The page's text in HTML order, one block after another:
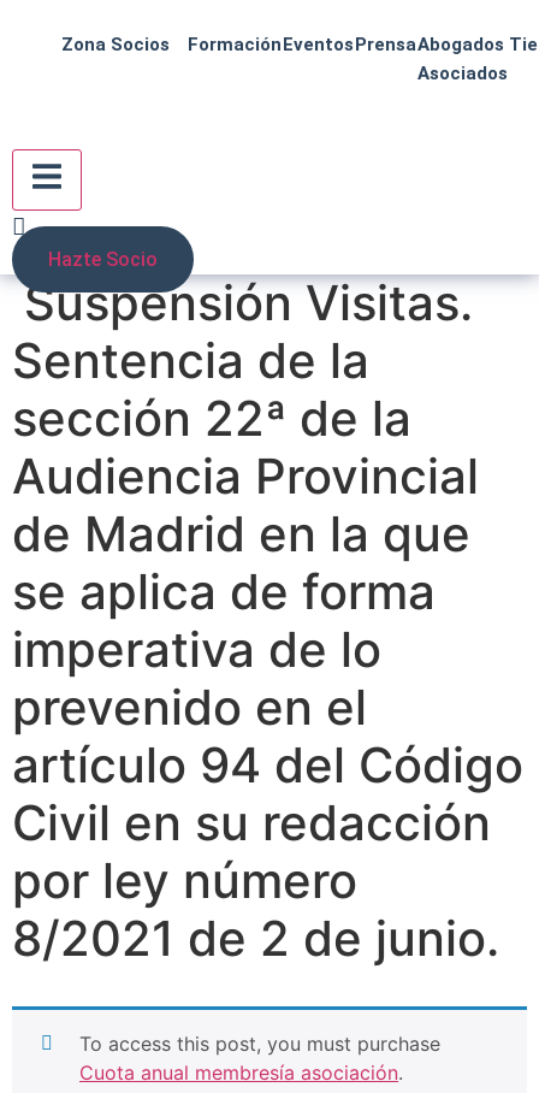
Zona Socios FormaciónEventosPrensaAbogados
Asociados
Menú conmutador hamburguesa
Hazte Socio
Suspensión Visitas.
Sentencia de la
sección 22ª de la
Audiencia Provincial
de Madrid en la que
se aplica de forma
imperativa de lo
prevenido en el
artículo 94 del Código
Civil en su redacción
por ley número
8/2021 de 2 de junio.
To access this post, you must purchase
Cuota anual membresía asociación.